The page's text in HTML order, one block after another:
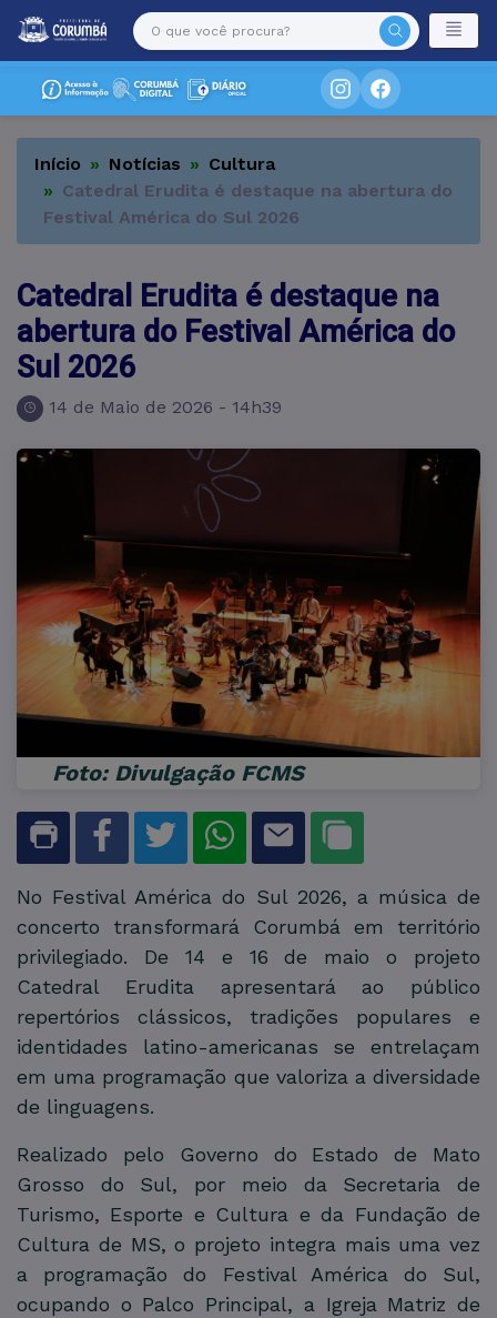
Início Notícias
Cultura
Catedral Erudita é destaque na abertura do
Festival América do Sul 2026
Catedral Erudita é destaque na
abertura do Festival América do
Sul 2026
14 de Maio de 2026 - 14h39
Foto: Divulgação FCMS
No Festival América do Sul 2026, a música de
concerto transformará Corumbá em território
privilegiado. De 14 e 16 de maio o projeto
Catedral Erudita apresentará ao público
repertórios clássicos, tradições populares e
identidades latino-americanas se entrelaçam
em uma programação que valoriza a diversidade
de linguagens.
Realizado pelo Governo do Estado de Mato
Grosso do Sul, por meio da Secretaria de
Turismo, Esporte e Cultura e da Fundação de
Cultura de MS, o projeto integra mais uma vez
a programação do Festival América do Sul,
ocupando o Palco Principal, a Igreja Matriz de